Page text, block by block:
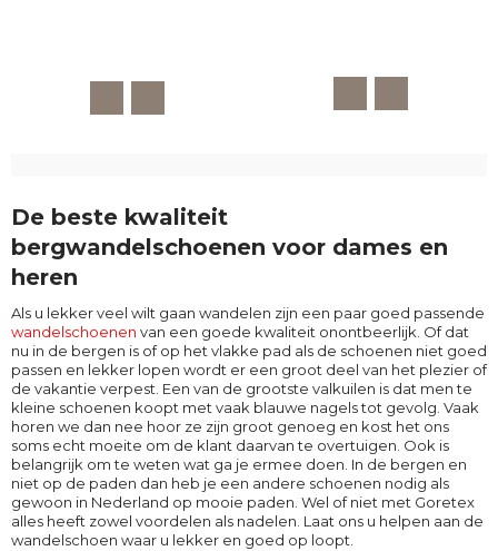
De beste kwaliteit
bergwandelschoenen voor dames en
heren
Als u lekker veel wilt gaan wandelen zijn een paar goed passende
wandelschoenen van een goede kwaliteit onontbeerlijk. Of dat
nu in de bergen is of op het vlakke pad als de schoenen niet goed
passen en lekker lopen wordt er een groot deel van het plezier of
de vakantie verpest. Een van de grootste valkuilen is dat men te
kleine schoenen koopt met vaak blauwe nagels tot gevolg. Vaak
horen we dan nee hoor ze zijn groot genoeg en kost het ons
soms echt moeite om de klant daarvan te overtuigen. Ook is
belangrijk om te weten wat ga je ermee doen. In de bergen en
niet op de paden dan heb je een andere schoenen nodig als
gewoon in Nederland op mooie paden. Wel of niet met Goretex
alles heeft zowel voordelen als nadelen. Laat ons u helpen aan de
wandelschoen waar u lekker en goed op loopt.